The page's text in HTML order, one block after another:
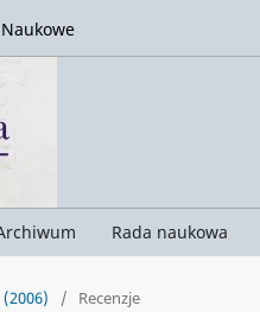
Rada naukowa
(2006) / Recenzje